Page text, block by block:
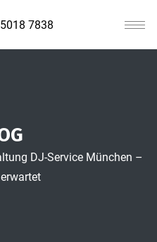
7838
DJ-Service München –